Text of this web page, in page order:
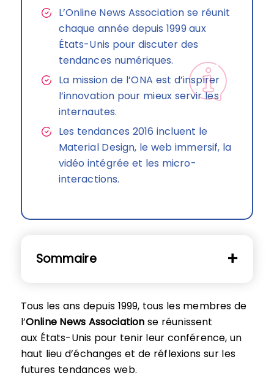
L’Online News Association se réunit
chaque année depuis 1999 aux
États-Unis pour discuter des
tendances numériques.
La mission de l’ONA est d’inspirer
l’innovation pour mieux servir les
internautes.
Les tendances 2016 incluent le
Material Design, le web immersif, la
vidéo intégrée et les micro-
interactions.
Sommaire
Tous les ans depuis 1999, tous les membres de
l’Online News Association se réunissent
aux États-Unis pour tenir leur conférence, un
haut lieu d’échanges et de réflexions sur les
futures tendances web.